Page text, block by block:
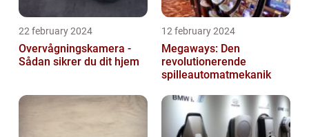
22 february 2024
Overvågningskamera -
Sådan sikrer du dit hjem
12 february 2024
Megaways: Den
revolutionerende
spilleautomatmekanik